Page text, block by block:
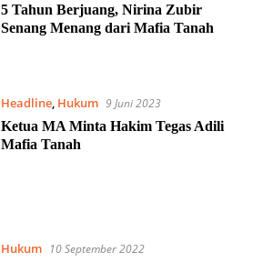
5 Tahun Berjuang, Nirina Zubir
Senang Menang dari Mafia Tanah
Headline, Hukum 9 Juni 2023
Ketua MA Minta Hakim Tegas Adili
Mafia Tanah
Hukum
10 September 2022